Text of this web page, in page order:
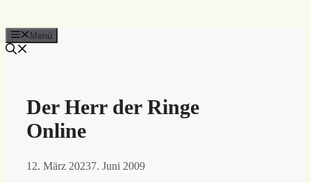
Menü
Der Herr der Ringe
Online
12. März 20237. Juni 2009